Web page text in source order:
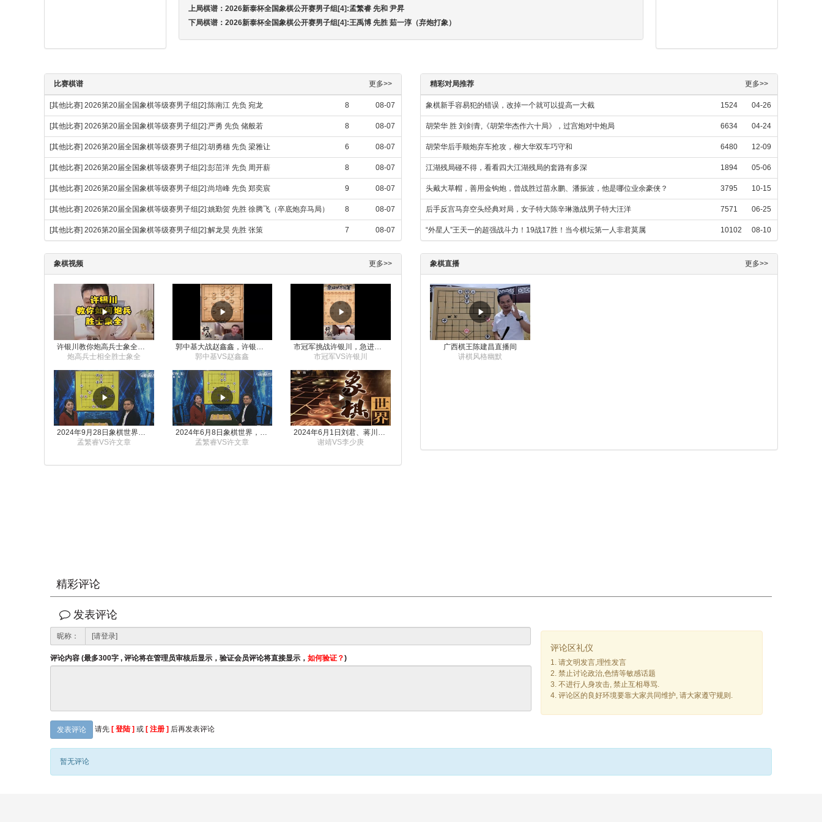
上局棋谱： 2026新泰杯全国象棋公开赛男子组[4]:孟繁睿 先和 尹昇
下局棋谱： 2026新泰杯全国象棋公开赛男子组[4]:王禹博 先胜 茹一淳（弃炮打象）
比赛棋谱 更多>>
[其他比赛] 2026第20届全国象棋等级赛男子组[2]:陈南江 先负 宛龙 8 08-07
[其他比赛] 2026第20届全国象棋等级赛男子组[2]:严勇 先负 储般若 8 08-07
[其他比赛] 2026第20届全国象棋等级赛男子组[2]:胡勇穗 先负 梁雅让 6 08-07
[其他比赛] 2026第20届全国象棋等级赛男子组[2]:彭茁洋 先负 周开薪 8 08-07
[其他比赛] 2026第20届全国象棋等级赛男子组[2]:尚培峰 先负 郑奕宸 9 08-07
[其他比赛] 2026第20届全国象棋等级赛男子组[2]:姚勤贺 先胜 徐腾飞（卒底炮弃马局） 8 08-07
[其他比赛] 2026第20届全国象棋等级赛男子组[2]:解龙昊 先胜 张策 7 08-07
精彩对局推荐 更多>>
象棋新手容易犯的错误，改掉一个就可以提高一大截 1524 04-26
胡荣华 胜 刘剑青,《胡荣华杰作六十局》，过宫炮对中炮局 6634 04-24
胡荣华后手顺炮弃车抢攻，柳大华双车巧守和 6480 12-09
江湖残局碰不得，看看四大江湖残局的套路有多深 1894 05-06
头戴大草帽，善用金钩炮，曾战胜过苗永鹏、潘振波，他是哪位业余豪侠？ 3795 10-15
后手反宫马弃空头经典对局，女子特大陈辛琳激战男子特大汪洋 7571 06-25
“外星人”王天一的超强战斗力！19战17胜！当今棋坛第一人非君莫属 10102 08-10
象棋视频 更多>>
炮高兵士相全胜士象全
郭中基VS赵鑫鑫
市冠军VS许银川
2024年9月28日象棋世界栏目，刘君、蒋川讲解了第九届杨官璘杯象棋公开赛孟繁睿与许文章的对局
孟繁睿VS许文章
2024年6月8日象棋世界，刘君、蒋川讲解了第九届杨官璘杯全国象棋公开赛孟繁睿与许文章的对局
孟繁睿VS许文章
2024年6月1日刘君、蒋川讲解第三届上海杯象棋大师赛谢靖与李少庚的对局
谢靖VS李少庚
象棋直播 更多>>
广西棋王陈建昌直播间
讲棋风格幽默
精彩评论
发表评论
昵称：
评论内容 (最多300字 , 评论将在管理员审核后显示，验证会员评论将直接显示， 如何验证？)
发表评论 请先 [ 登陆 ] 或 [ 注册 ] 后再发表评论
评论区礼仪
1. 请文明发言,理性发言
2. 禁止讨论政治,色情等敏感话题
3. 不进行人身攻击, 禁止互相辱骂.
4. 评论区的良好环境要靠大家共同维护, 请大家遵守规则.
暂无评论